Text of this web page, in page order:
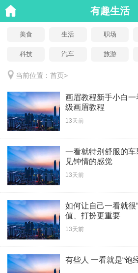
有趣生活
美食 生活 职场
科技 汽车 旅游
当前位置： 首页>
画眉教程新手小白
级画眉教程
13天前
一看就特别舒服的
见钟情的感觉
13天前
如何让自己一看就很
值、打扮更重要
13天前
有些人 一看就是“饱